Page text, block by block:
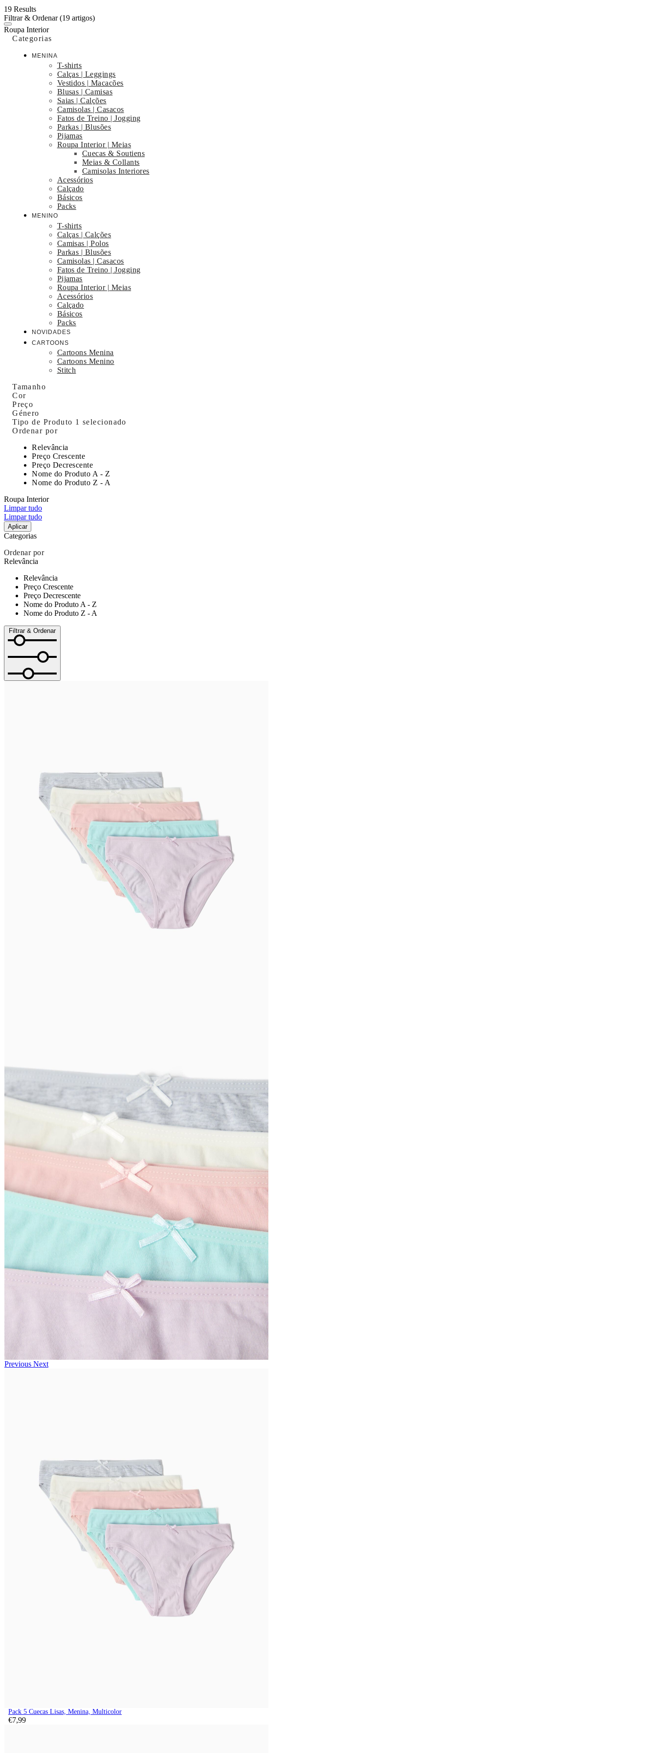
19 Results
Filtrar & Ordenar(19 artigos)
Roupa Interior
Categorias
MENINA
T-shirts
Calças | Leggings
Vestidos | Macacões
Blusas | Camisas
Saias | Calções
Camisolas | Casacos
Fatos de Treino | Jogging
Parkas | Blusões
Pijamas
Roupa Interior | Meias
Cuecas & Soutiens
Meias & Collants
Camisolas Interiores
Acessórios
Calçado
Básicos
Packs
MENINO
T-shirts
Calças | Calções
Camisas | Polos
Parkas | Blusões
Camisolas | Casacos
Fatos de Treino | Jogging
Pijamas
Roupa Interior | Meias
Acessórios
Calçado
Básicos
Packs
NOVIDADES
CARTOONS
Cartoons Menina
Cartoons Menino
Stitch
Tamanho
Cor
Preço
Género
Tipo de Produto 1 selecionado
Ordenar por
Relevância
Preço Crescente
Preço Decrescente
Nome do Produto A - Z
Nome do Produto Z - A
Roupa Interior
Limpar tudo
Limpar tudo
Aplicar
Categorias
Ordenar por
Relevância
Relevância
Preço Crescente
Preço Decrescente
Nome do Produto A - Z
Nome do Produto Z - A
Filtrar & Ordenar
Previous Next
Pack 5 Cuecas Lisas, Menina, Multicolor
€7,99